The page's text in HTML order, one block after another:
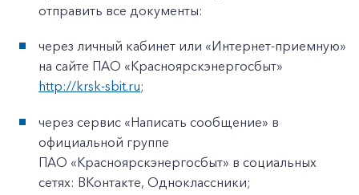
отправить все документы:
через личный кабинет или «Интернет-приемную»
на сайте ПАО «Красноярскэнергосбыт»
http://krsk-sbit.ru;
через сервис «Написать сообщение» в
официальной группе
ПАО «Красноярскэнергосбыт» в социальных
сетях: ВКонтакте, Одноклассники;